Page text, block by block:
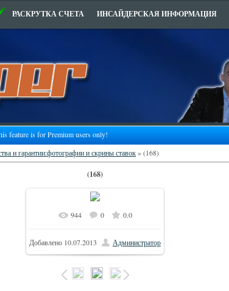
РАСКРУТКА СЧЕТА ИНСАЙДЕРСКАЯ ИНФОРМАЦИЯ
feature is for Premium users only!
и гарантии:фотографии и скрины ставок» (168)
(168)
В реальном размере 930x238
147.3Kb
944 0 0.0
Добавлено 10.07.2013 Администратор